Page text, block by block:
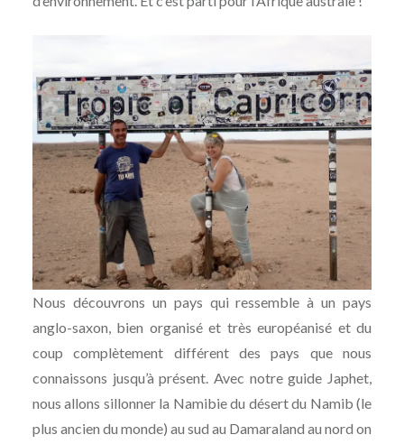
Nous découvrons un pays qui ressemble à un pays
anglo-saxon, bien organisé et très européanisé et du
coup complètement différent des pays que nous
connaissons jusqu’à présent. Avec notre guide Japhet,
nous allons sillonner la Namibie du désert du Namib (le
plus ancien du monde) au sud au Damaraland au nord on